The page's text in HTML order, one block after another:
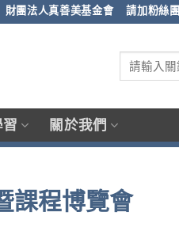
財團法人真善美基金會 請加粉絲團
關於我們
課程博覽會